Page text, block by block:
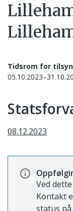
Tidsrom for
08.12.2023
Ved
Kontakt
status på